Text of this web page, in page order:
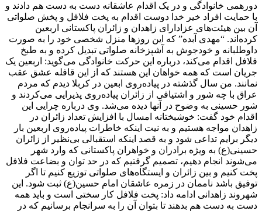
دورهمی خانوادگی و در یک اقدام عاشقانه دست به دست هم دادند و
با حمایت افراد خیر خدا دوست اقدام به پخت فلافل و پخش صلواتی
آن بین هیئت‌های عزادارای زاهدان و زائران پاکستانی اربعین
کرده‌اند. “مهدی آبده” که این روزها منزل شخصی خود را به صورت
داوطلبانه و خودجوش به آشپزخانه صلواتی تبدیل کرده و به طبخ
فلافل اقدام می‌کند، درباره این حرکت خانوادگی می‌گوید: اربعین یک
جریان است که همه خواهان این هستند که از این قافله عشق عقب
نمانند. من سال گذشته در پیاده‌روی ابعین در کربلا دیدم که مردم
عراق با چه شور و اشتیاقی از زائران پیاده‌روی پذیرایی می‌کردند و
شور حسینی به وضوح در آنها دیده می‌شد. وی درباره چرایی این
اقدام خود گفت: خوشبختانه امسال با افزایش تعداد زائران در
زاهدان مواجه هستیم و به نیت اینکه خاطرات پیاده‌روی اربعین بار
دیگر برایم تداعی شود و به قصد اینکه استقبالی بی‌نظیر از زائران
حسینی(ع) به ویژه برادران و خواهران پاکستانی که وارد شهر
می‌شوند انجام دهیم، تصمیم گرفتیم که در حد توان و بضاعت فلافل
پخت کنیم و بین زائران و ایستگاه‌های صلواتی توزیع کنیم تا اگر
توفیق باشد ناممان در زمره عاشقان امام حسین(ع) ثبت شود. این
شهروند زاهدانی ادامه داد: پخت فلافل کار سختی است و باید همه
دست به دست هم بدهند تا بتوان آن را به سرانجام برسانیم که در